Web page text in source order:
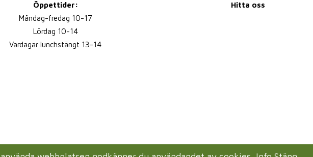
Öppettider:
Måndag-fredag 10-17
Lördag 10-14
Vardagar lunchstängt 13-14
Hitta oss